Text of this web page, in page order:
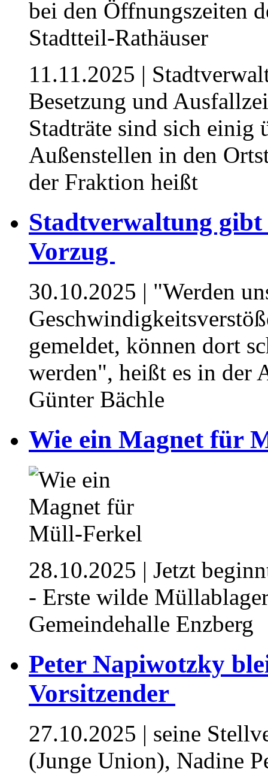
11.11.2025 |
Besetzung und
Stadträte sind sich einig
Außenstellen in den
der Fraktion heißt
Stadtverwaltung
Vorzug ⁥
30.10.2025 | "Werden
gemeldet, können dort
werden", heißt es in der
Günter Bächle
Wie ein Magnet für
28.10.2025 | Jetzt
- Erste wilde
Gemeindehalle Enzberg
Peter Napiwotzky
Vorsitzender ⁥
27.10.2025 | seine
(Junge Union), Nadine